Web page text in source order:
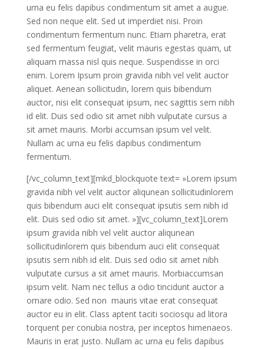
urna eu felis dapibus condimentum sit amet a augue.
Sed non neque elit. Sed ut imperdiet nisi. Proin
condimentum fermentum nunc. Etiam pharetra, erat
sed fermentum feugiat, velit mauris egestas quam, ut
aliquam massa nisl quis neque. Suspendisse in orci
enim. Lorem Ipsum proin gravida nibh vel velit auctor
aliquet. Aenean sollicitudin, lorem quis bibendum
auctor, nisi elit consequat ipsum, nec sagittis sem nibh
id elit. Duis sed odio sit amet nibh vulputate cursus a
sit amet mauris. Morbi accumsan ipsum vel velit.
Nullam ac urna eu felis dapibus condimentum
fermentum.
[/vc_column_text][mkd_blockquote text= »Lorem ipsum
gravida nibh vel velit auctor aliqunean sollicitudinlorem
quis bibendum auci elit consequat ipsutis sem nibh id
elit. Duis sed odio sit amet. »][vc_column_text]Lorem
ipsum gravida nibh vel velit auctor aliqunean
sollicitudinlorem quis bibendum auci elit consequat
ipsutis sem nibh id elit. Duis sed odio sit amet nibh
vulputate cursus a sit amet mauris. Morbiaccumsan
ipsum velit. Nam nec tellus a odio tincidunt auctor a
ornare odio. Sed non mauris vitae erat consequat
auctor eu in elit. Class aptent taciti sociosqu ad litora
torquent per conubia nostra, per inceptos himenaeos.
Mauris in erat justo. Nullam ac urna eu felis dapibus